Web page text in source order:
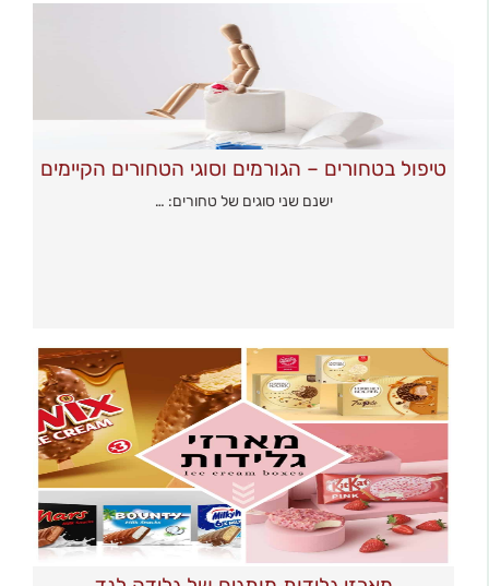
טיפול בטחורים – הגורמים וסוגי הטחורים הקיימים
ישנם שני סוגים של טחורים: …